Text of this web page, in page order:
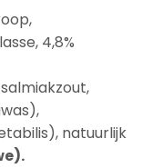
4,8%
natuurlijk